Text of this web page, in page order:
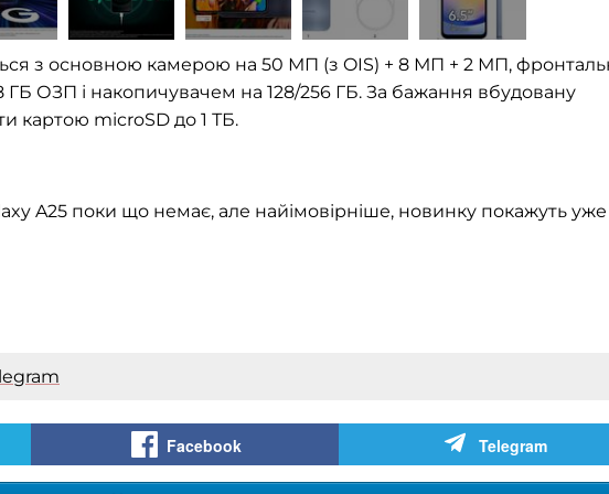
з основною камерою на 50 МП (з OIS) + 8 МП + 2 МП,
ОЗП і накопичувачем на 128/256 ГБ. За бажання вбудовану
картою microSD до 1 ТБ.
A25 поки що немає, але найімовірніше, новинку покажуть уже
Facebook Telegram